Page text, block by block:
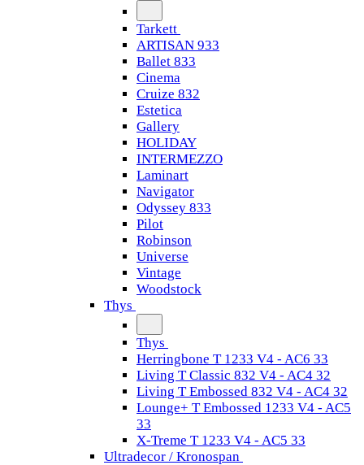
Tarkett
ARTISAN 933
Ballet 833
Cinema
Cruize 832
Estetica
Gallery
HOLIDAY
INTERMEZZO
Laminart
Navigator
Odyssey 833
Pilot
Robinson
Universe
Vintage
Woodstock
Thys
Thys
Herringbone T 1233 V4 - AC6 33
Living T Classic 832 V4 - AC4 32
Living T Embossed 832 V4 - AC4 32
Lounge+ T Embossed 1233 V4 - AC5
33
X-Treme T 1233 V4 - AC5 33
Ultradecor / Kronospan